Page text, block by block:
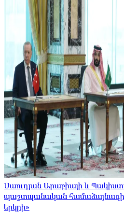
Սաուդյան Արաբիայի և
պաշտպանական
երկրի»